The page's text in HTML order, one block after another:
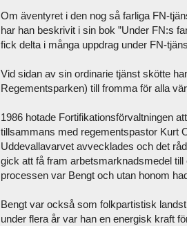
Om äventyret i den nog så farliga FN-
har han beskrivit i sin bok ”Under FN:s
fick delta i många uppdrag under FN-
Vid sidan av sin ordinarie tjänst skötte
Regementsparken) till fromma för alla
1986 hotade Fortifikationsförvaltningen
tillsammans med regementspastor Kurt
Uddevallavarvet avvecklades och det
gick att få fram arbetsmarknadsmedel
processen var Bengt och utan honom
Bengt var också som folkpartistisk
under flera år var han en energisk kraft